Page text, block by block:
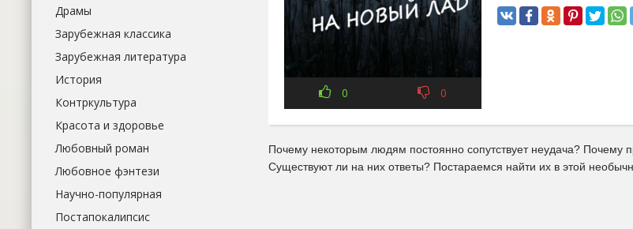
0 0
Почему некоторым людям постоянно сопутствует неудача? Почему
Существуют ли на них ответы? Постараемся найти их в этой
Драмы
Зарубежная классика
Зарубежная литература
История
Контркультура
Красота и здоровье
Любовный роман
Любовное фэнтези
Научно-популярная
Постапокалипсис